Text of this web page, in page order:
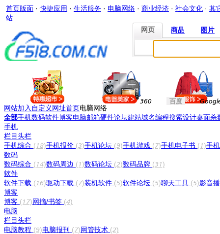
首页版面 ·快捷应用 · 生活服务 · 电脑网络 · 商业经济 · 社会文化 · 其
站
网页
网页 商品
商品 图片
图片
360 百度
网站加入 自定义网址首页电脑网络
全部手机数码软件博客电脑邮箱硬件论坛建站域名编程搜索设计桌面杀
手机
栏目头栏
手机综合 (18)手机报价 (3)手机论坛 (9)手机游戏 (7)手机电子书 (1)手
数码
数码综合 (14)数码周边 (1)数码论坛 (2)数码品牌 (31)
软件
软件下载 (16)驱动下载 (7)装机软件 (5)软件论坛 (5)聊天工具 (5)影音
博客
博客 (17)网摘/书签 (4)
电脑
栏目头栏
电脑教程 (9)电脑报刊 (7)网管技术 (2)